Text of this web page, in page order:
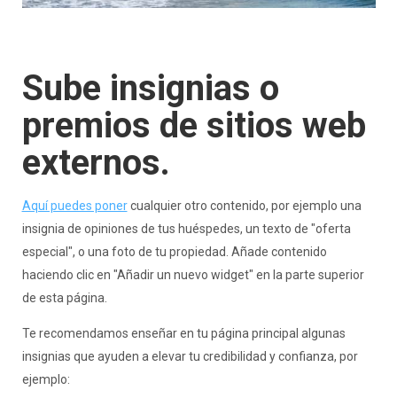
Sube insignias o
premios de sitios web
externos.
Aquí puedes ponercualquier otro contenido, por ejemplo una
insignia de opiniones de tus huéspedes, un texto de "oferta
especial", o una foto de tu propiedad. Añade contenido
haciendo clic en "Añadir un nuevo widget" en la parte superior
de esta página.
Te recomendamos enseñar en tu página principal algunas
insignias que ayuden a elevar tu credibilidad y confianza, por
ejemplo: